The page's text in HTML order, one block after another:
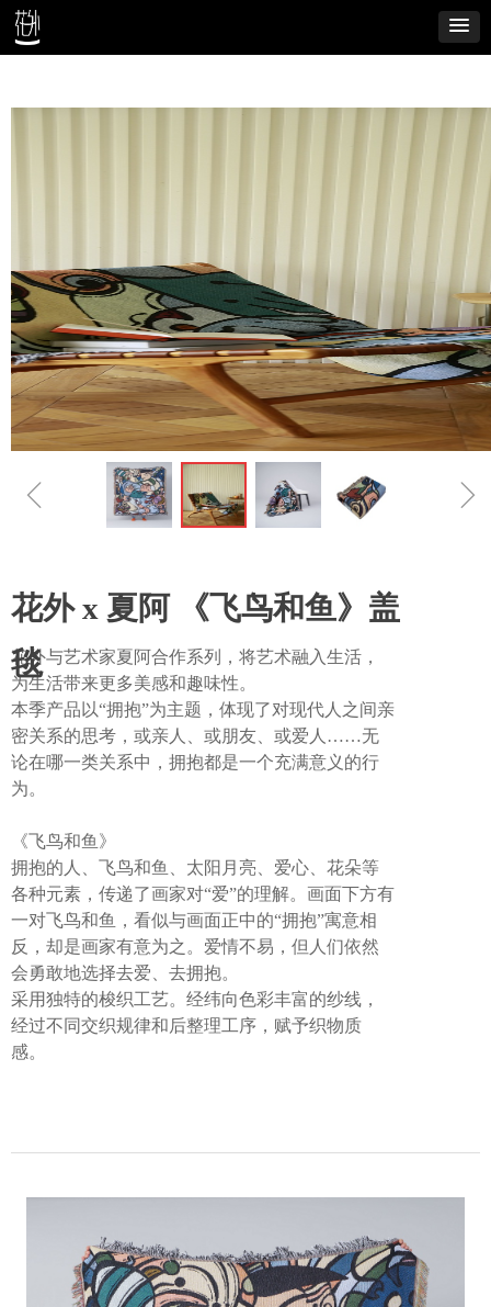
ꁆ ꁇ
花外 x 夏阿 《飞鸟和鱼》盖
毯
花外与艺术家夏阿合作系列，将艺术融入生活，
为生活带来更多美感和趣味性。
本季产品以“拥抱”为主题，体现了对现代人之间亲
密关系的思考，或亲人、或朋友、或爱人……无
论在哪一类关系中，拥抱都是一个充满意义的行
为。
《飞鸟和鱼》
拥抱的人、飞鸟和鱼、太阳月亮、爱心、花朵等
各种元素，传递了画家对“爱”的理解。画面下方有
一对飞鸟和鱼，看似与画面正中的“拥抱”寓意相
反，却是画家有意为之。爱情不易，但人们依然
会勇敢地选择去爱、去拥抱。
采用独特的梭织工艺。经纬向色彩丰富的纱线，
经过不同交织规律和后整理工序，赋予织物质
感。